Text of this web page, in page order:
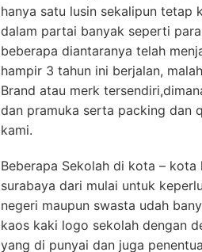
hanya satu lusin sekalipun tetap
dalam partai banyak seperti
beberapa diantaranya telah
hampir 3 tahun ini berjalan,
Brand atau merk
dan pramuka serta packing dan
kami.
Beberapa Sekolah di kota –
surabaya dari mulai untuk
negeri maupun swasta udah
kaos kaki logo sekolah dengan
yang di punyai dan juga